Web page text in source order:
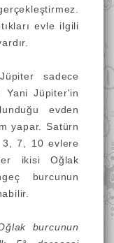
evle ilgili
sadece
Yani Jüpiter'in
evden
yapar. Satürn
7, 10 evlere
ikisi Oğlak
burcunun
burcunun